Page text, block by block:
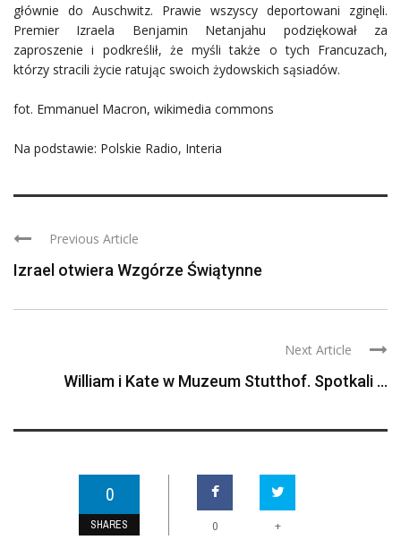
głównie do Auschwitz. Prawie wszyscy deportowani zginęli.
Premier Izraela Benjamin Netanjahu podziękował za
zaproszenie i podkreślił, że myśli także o tych Francuzach,
którzy stracili życie ratując swoich żydowskich sąsiadów.
fot. Emmanuel Macron, wikimedia commons
Na podstawie: Polskie Radio, Interia
Previous Article
Izrael otwiera Wzgórze Świątynne
Next Article
William i Kate w Muzeum Stutthof. Spotkali ...
0
SHARES 0 +